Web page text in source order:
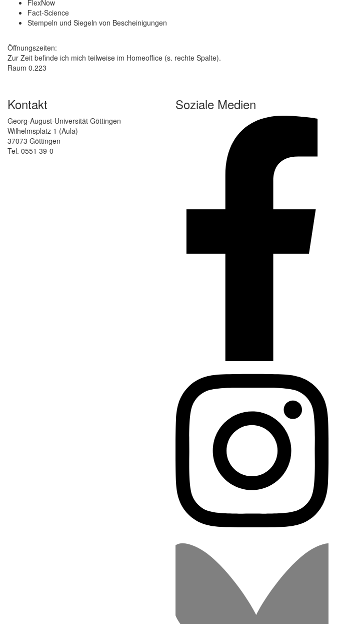
FlexNow
Fact-Science
Stempeln und Siegeln von Bescheinigungen
Öffnungszeiten:
Zur Zeit befinde ich mich teilweise im Homeoffice (s. rechte Spalte).
Raum 0.223
Kontakt
Georg-August-Universität Göttingen
Wilhelmsplatz 1 (Aula)
37073 Göttingen
Tel. 0551 39-0
Soziale Medien